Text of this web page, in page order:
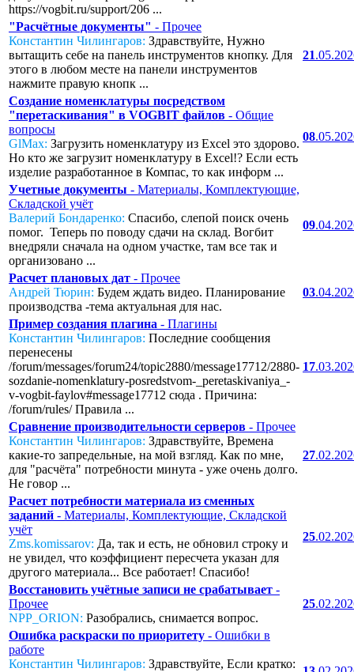
https://vogbit.ru/support/206 ...
"Расчётные документы" - Прочее
Константин Чилингаров: Здравствуйте, Нужно
вытащить себе на панель инструментов кнопку. Для
этого в любом месте на панели инструментов
нажмите правую кнопк ...
21
Создание номенклатуры посредством
"перетаскивания" в VOGBIT файлов - Общие
вопросы
GlMax: Загрузить номенклатуру из Excel это здорово.
Но кто же загрузит номенклатуру в Excel!? Если есть
изделие разработанное в Компас, то как информ ...
08
Учетные документы - Материалы, Комплектующие,
Складской учёт
Валерий Бондаренко: Спасибо, слепой поиск очень
помог. Теперь по поводу сдачи на склад. Вогбит
внедряли сначала на одном участке, там все так и
организовано ...
09
Расчет плановых дат - Прочее
Андрей Тюрин: Будем ждать видео. Планирование
производства -тема актуальная для нас.
03
Пример создания плагина - Плагины
Константин Чилингаров: Последние сообщения
перенесены
/forum/messages/forum24/topic2880/message17712/2880-
sozdanie-nomenklatury-posredstvom-_peretaskivaniya_-
v-vogbit-faylov#message17712 сюда . Причина:
/forum/rules/ Правила ...
17
Сравнение производительности серверов - Прочее
Константин Чилингаров: Здравствуйте, Времена
какие-то запредельные, на мой взгляд. Как по мне,
для "расчёта" потребности минута - уже очень долго.
Не говор ...
27
Расчет потребности материала из сменных
заданий - Материалы, Комплектующие, Складской
учёт
Zms.komissarov: Да, так и есть, не обновил строку и
не увидел, что коэффициент пересчета указан для
другого материала... Все работает! Спасибо!
25
Восстановить учётные записи не срабатывает -
Прочее
NPP_ORION: Разобрались, снимается вопрос.
25
Ошибка раскраски по приоритету - Ошибки в
работе
Константин Чилингаров: Здравствуйте, Если кратко: